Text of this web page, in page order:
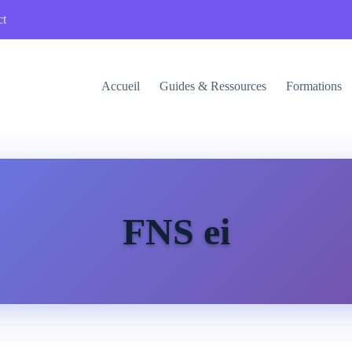
Accueil Guides & Ressources Formations
FNS ei